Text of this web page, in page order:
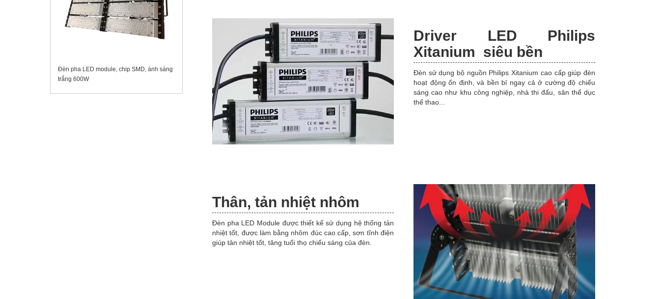
Đèn pha LED module, chip SMD, ánh sáng
trắng 600W
Driver LED Philips
Xitanium siêu bền
Đèn sử dụng bộ nguồn Philips Xitanium cao cấp giúp đèn
hoạt động ổn định, và bền bỉ ngay cả ở cường độ chiếu
sáng cao như khu công nghiệp, nhà thi đấu, sân thể dục
thể thao...
Thân, tản nhiệt nhôm
Đèn pha LED Module được thiết kế sử dụng hệ thống tản
nhiệt tốt, được làm bằng nhôm đúc cao cấp, sơn tĩnh điện
giúp tản nhiệt tốt, tăng tuổi thọ chiếu sáng của đèn.